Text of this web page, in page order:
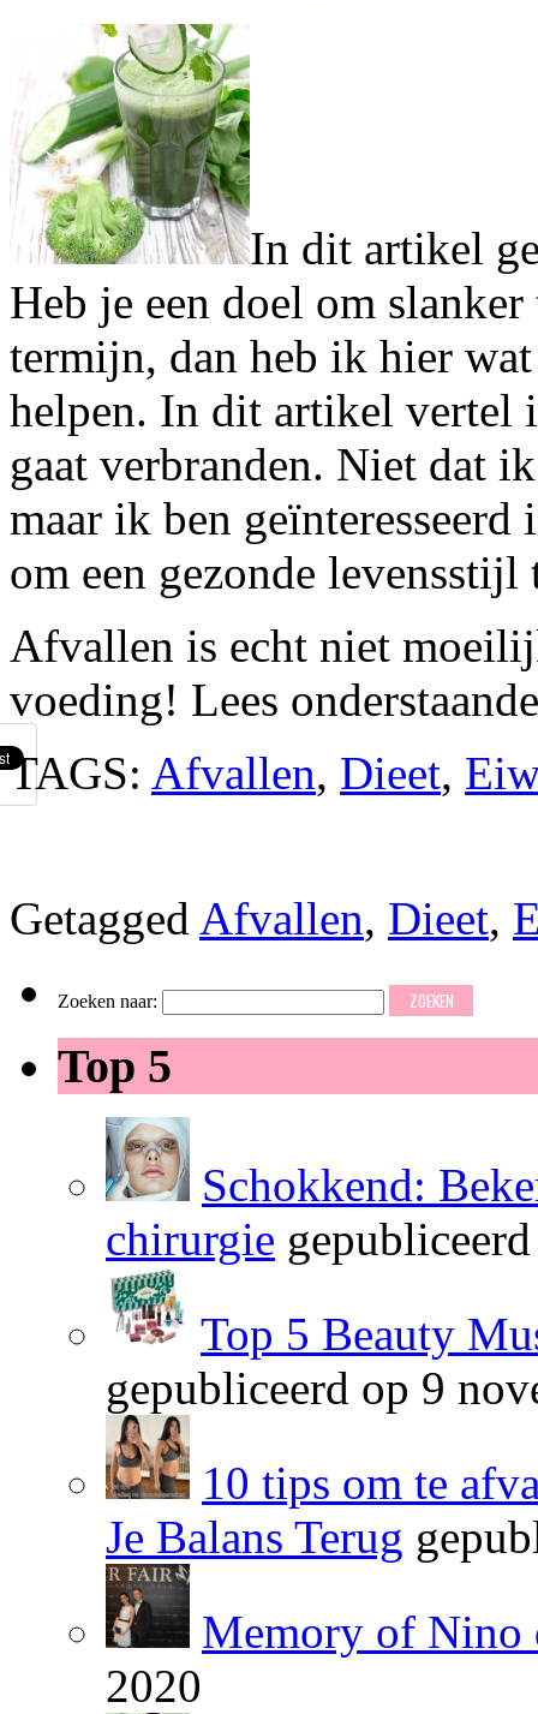
In dit artikel
Heb je een doel om
termijn, dan heb ik hier
helpen. In dit artikel
gaat verbranden. Niet dat
maar ik ben
om een gezonde levensstijl
Afvallen is echt niet
voeding! Lees
TAGS: Afvallen, Dieet,
Getagged Afvallen, Dieet,
Zoeken naar:
Top 5
Schokkend:
chirurgie
Top 5 Beauty
gepubliceerd op 9
10 tips om te
Je Balans Terug
Memory of Nino
2020